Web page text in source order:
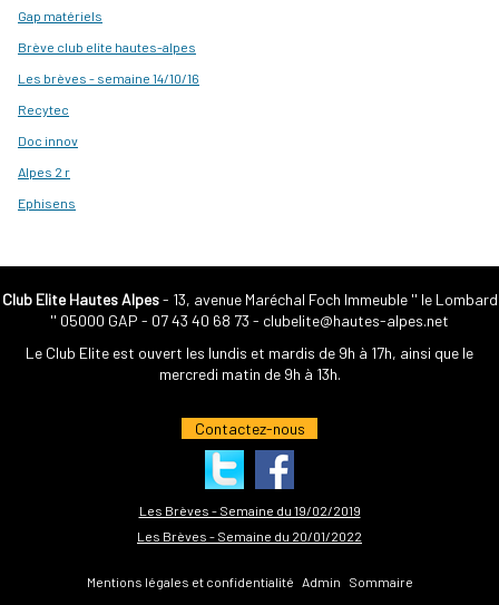
Gap matériels
Brève club elite hautes-alpes
Les brèves - semaine 14/10/16
Recytec
Doc innov
Alpes 2 r
Ephisens
Club Elite Hautes Alpes- 13, avenue Maréchal Foch Immeuble '' le Lombard
'' 05000 GAP - 07 43 40 68 73 - clubelite@hautes-alpes.net
Le Club Elite est ouvert les lundis et mardis de 9h à 17h, ainsi que le
mercredi matin de 9h à 13h.
Contactez-nous
Les Brèves - Semaine du 19/02/2019
Les Brèves - Semaine du 20/01/2022
Mentions légales et confidentialité Admin Sommaire